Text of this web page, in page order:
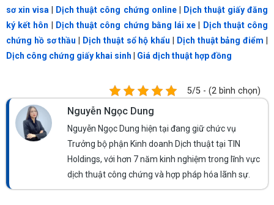
sơ xin visa | Dịch thuật công chứng online| Dịch thuật giấy đăng
ký kết hôn | Dịch thuật công chứng bằng lái xe | Dịch thuật công
chứng hồ sơ thầu | Dịch thuật sổ hộ khẩu | Dịch thuật bảng điểm |
Dịch công chứng giấy khai sinh | Giá dịch thuật hợp đồng
5/5 - (2 bình chọn)
Nguyễn Ngọc Dung
Nguyễn Ngọc Dung hiện tại đang giữ chức vụ
Trưởng bộ phận Kinh doanh Dịch thuật tại TIN
Holdings, với hơn 7 năm kinh nghiệm trong lĩnh vực
dịch thuật công chứng và hợp pháp hóa lãnh sự.